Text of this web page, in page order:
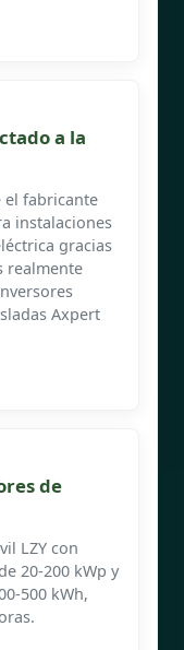
a la
el fabricante
instalaciones
gracias
realmente
Axpert
de
LZY con
20-200 kWp y
500 kWh,